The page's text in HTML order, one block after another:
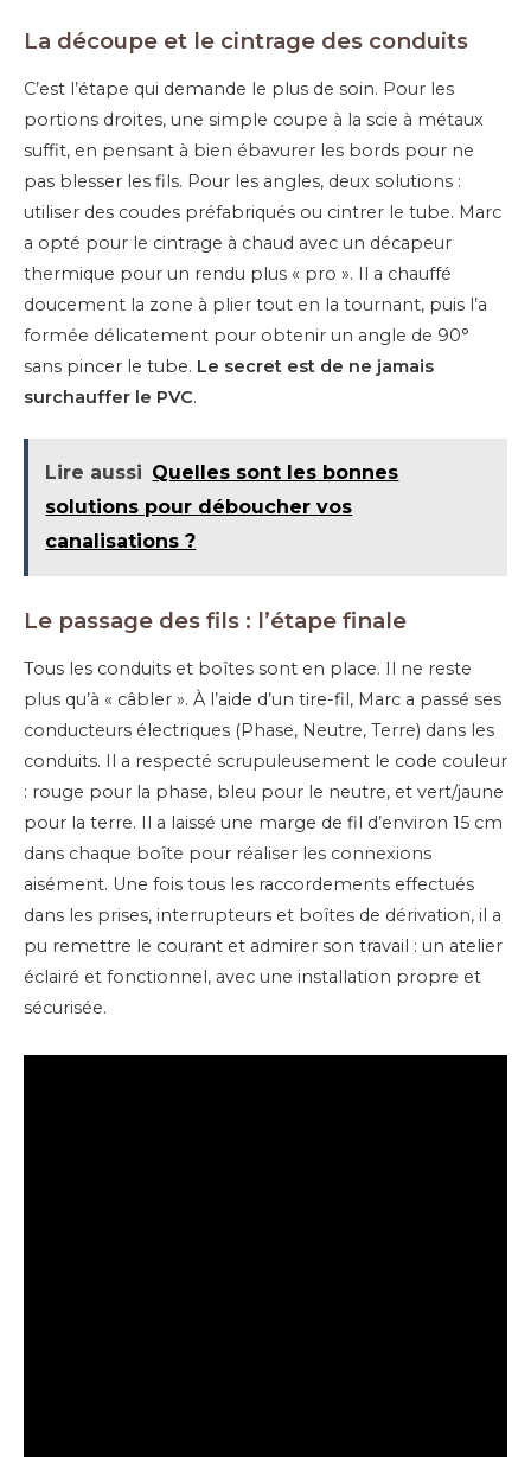
La découpe et le cintrage des conduits
C’est l’étape qui demande le plus de soin. Pour les
portions droites, une simple coupe à la scie à métaux
suffit, en pensant à bien ébavurer les bords pour ne
pas blesser les fils. Pour les angles, deux solutions :
utiliser des coudes préfabriqués ou cintrer le tube. Marc
a opté pour le cintrage à chaud avec un décapeur
thermique pour un rendu plus « pro ». Il a chauffé
doucement la zone à plier tout en la tournant, puis l’a
formée délicatement pour obtenir un angle de 90°
sans pincer le tube. Le secret est de ne jamais
surchauffer le PVC.
Lire aussi Quelles sont les bonnes
solutions pour déboucher vos
canalisations ?
Le passage des fils : l’étape finale
Tous les conduits et boîtes sont en place. Il ne reste
plus qu’à « câbler ». À l’aide d’un tire-fil, Marc a passé ses
conducteurs électriques (Phase, Neutre, Terre) dans les
conduits. Il a respecté scrupuleusement le code couleur
: rouge pour la phase, bleu pour le neutre, et vert/jaune
pour la terre. Il a laissé une marge de fil d’environ 15 cm
dans chaque boîte pour réaliser les connexions
aisément. Une fois tous les raccordements effectués
dans les prises, interrupteurs et boîtes de dérivation, il a
pu remettre le courant et admirer son travail : un atelier
éclairé et fonctionnel, avec une installation propre et
sécurisée.